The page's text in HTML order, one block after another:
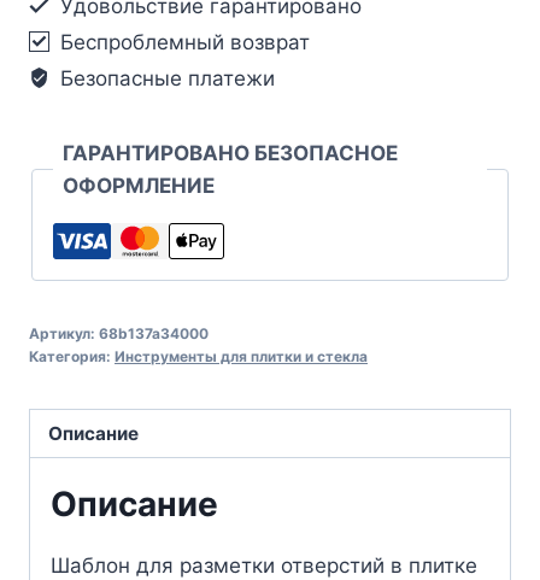
Удовольствие гарантировано
Беспроблемный возврат
Безопасные платежи
ГАРАНТИРОВАНО БЕЗОПАСНОЕ
ОФОРМЛЕНИЕ
Артикул: 68b137a34000
Категория: Инструменты для плитки и стекла
Описание
Описание
Шаблон для разметки отверстий в плитке